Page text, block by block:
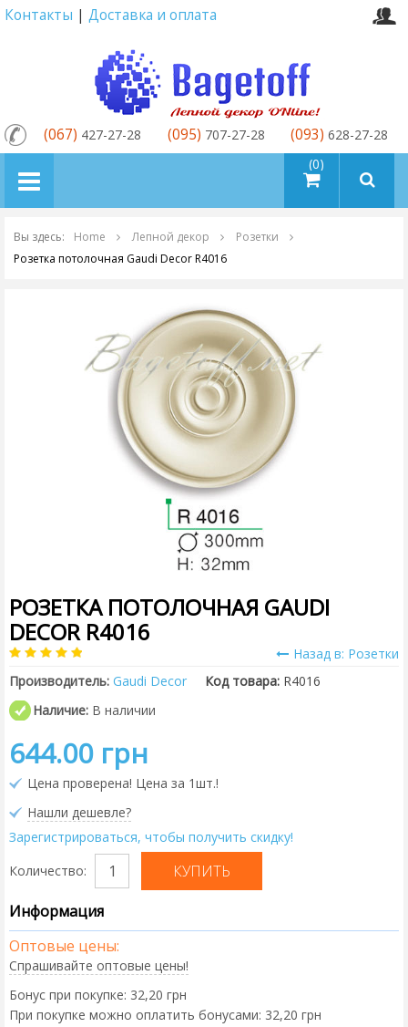
Контакты | Доставка и оплата
товаров (0)
(067) 427-27-28 (095) 707-27-28 (093) 628-27-28
Вы здесь: Home Лепной декор
Розетки
Розетка потолочная Gaudi Decor R4016
РОЗЕТКА ПОТОЛОЧНАЯ GAUDI
DECOR R4016
Назад в: Розетки
Производитель: Gaudi Decor Код товара: R4016
Наличие: В наличии
644.00 грн
Цена проверена! Цена за 1шт.!
Нашли дешевле?
Зарегистрироваться, чтобы получить скидку!
Количество:
Информация
Оптовые цены:
Спрашивайте оптовые цены!
Бонус при покупке: 32,20 грн
При покупке можно оплатить бонусами: 32,20 грн